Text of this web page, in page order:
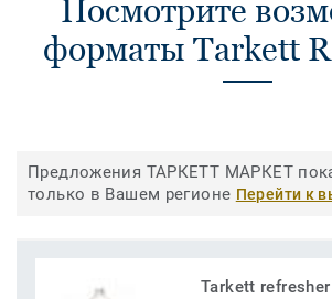
Посмотрите
форматы Tarkett
Предложения ТАРКЕТТ МАРКЕТ
только в Вашем регионе Перейти к
Tarkett refresher